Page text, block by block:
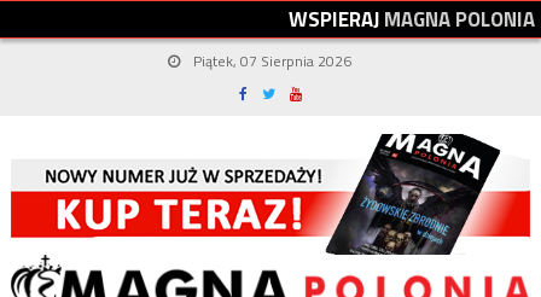
WSPIERAJMAGNAPOLONIA
Piątek, 07 Sierpnia 2026